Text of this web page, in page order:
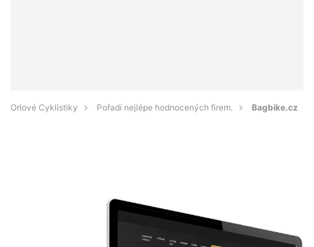
Orlové Cyklistiky Pořadí nejlépe hodnocených firem. Bagbike.cz